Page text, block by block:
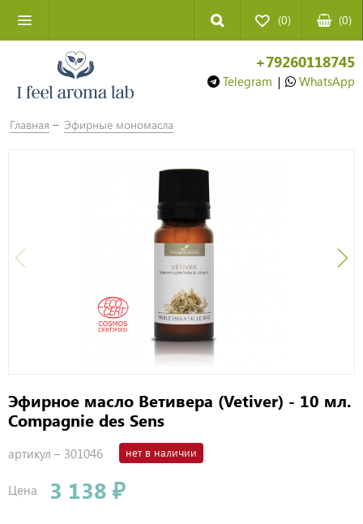
(0) (0)
+79260118745
Telegram | WhatsApp
Главная Эфирные мономасла
Эфирное масло Ветивера (Vetiver) - 10 мл.
Compagnie des Sens
артикул – 301046 нет в наличии
Цена 3 138 ₽